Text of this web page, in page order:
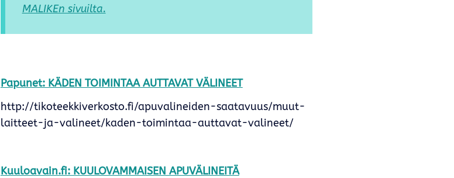
MALIKEn sivuilta.
Papunet: KÄDEN TOIMINTAA AUTTAVAT VÄLINEET
http://tikoteekkiverkosto.fi/apuvalineiden-saatavuus/muut-
laitteet-ja-valineet/kaden-toimintaa-auttavat-valineet/
Kuuloavain.fi: KUULOVAMMAISEN APUVÄLINEITÄ